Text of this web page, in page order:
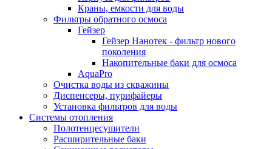
Краны, емкости для воды
Фильтры обратного осмоса
Гейзер
Гейзер Нанотек - фильтр нового
поколения
Накопительные баки для осмоса
AquaPro
Очистка воды из скважины
Диспенсеры, пурифайеры
Установка фильтров для воды
Системы отопления
Полотенцесушители
Расширительные баки